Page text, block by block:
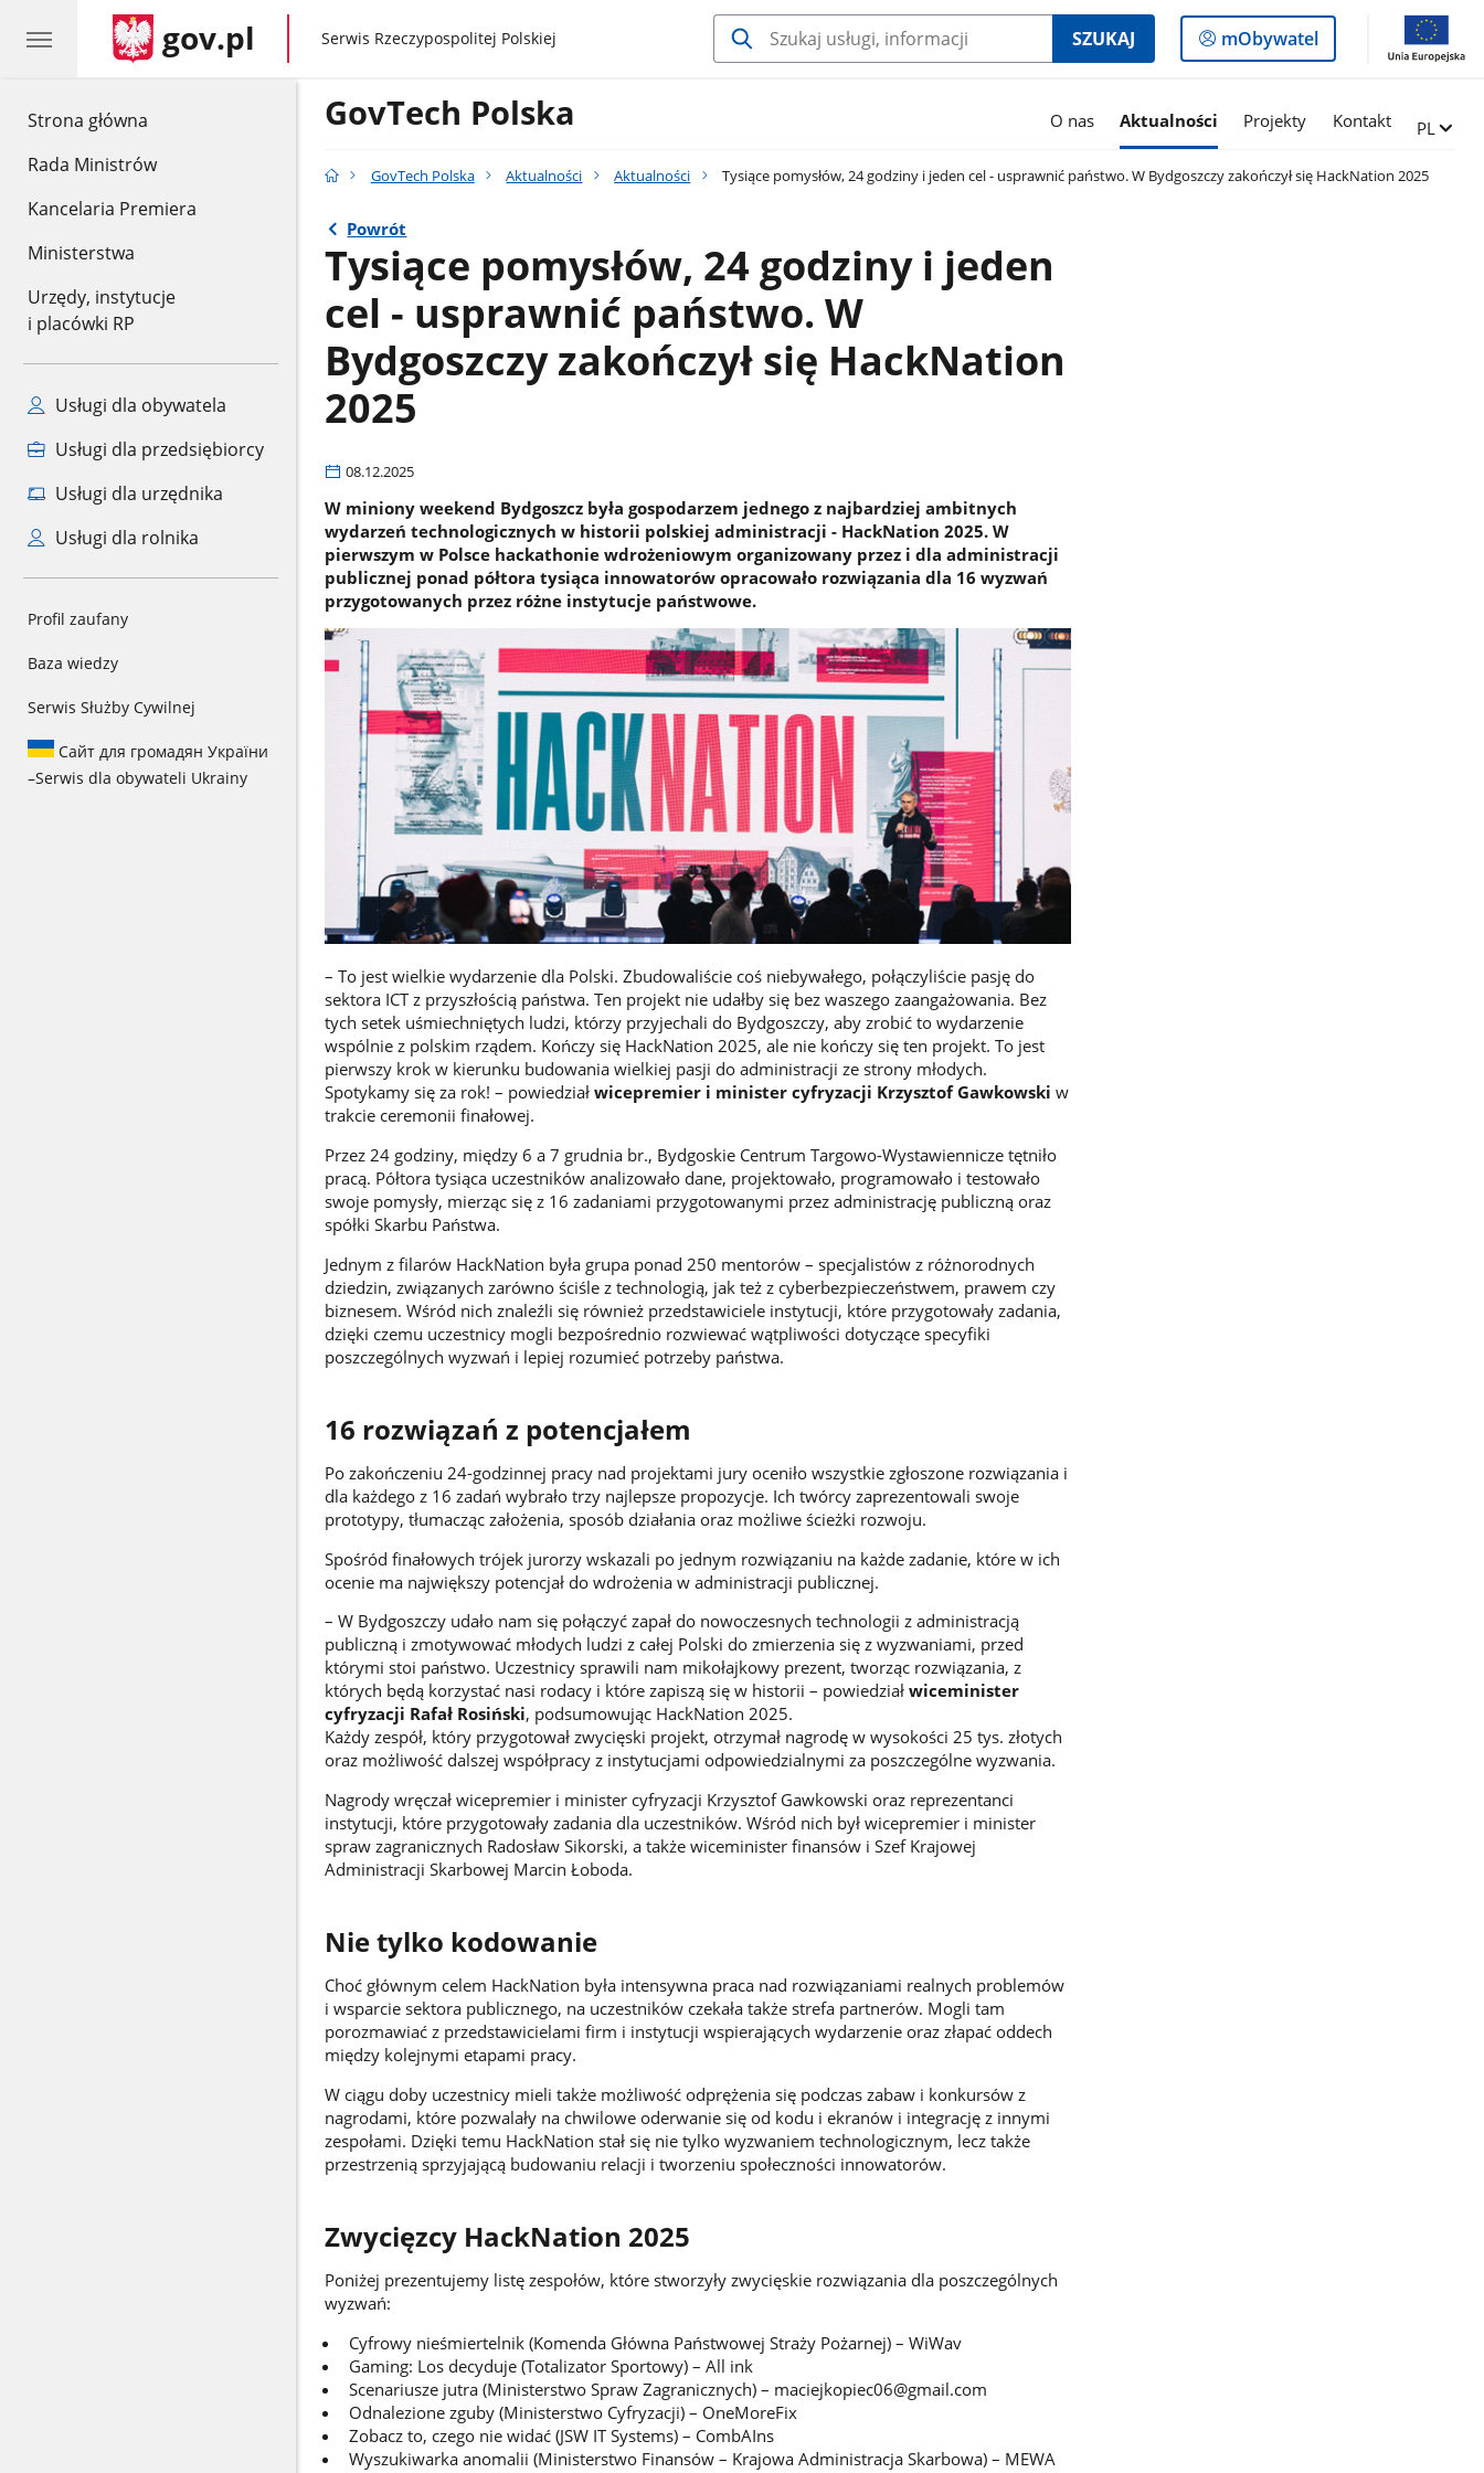
Strona główna
Rada Ministrów
Kancelaria Premiera
Ministerstwa
Urzędy, instytucje
i placówki RP
Usługi dla obywatela
Usługi dla przedsiębiorcy
Usługi dla urzędnika
Usługi dla rolnika
Profil zaufany
Baza wiedzy
Serwis Służby Cywilnej
Сайт для громадян України
–Serwis dla obywateli Ukrainy
gov.pl gov.pl
Serwis Rzeczypospolitej Polskiej SZUKAJ
Logowanie
do
mObywatel
GovTech Polska O nas Aktualności Projekty Kontakt Zmień
PL
GovTech Polska Aktualności Aktualności Tysiące pomysłów, 24 godziny i jeden cel - usprawnić państwo. W Bydgoszczy zakończył się HackNation 2025
Powrót
Tysiące pomysłów, 24 godziny i jeden
cel - usprawnić państwo. W
Bydgoszczy zakończył się HackNation
2025
08.12.2025
W miniony weekend Bydgoszcz była gospodarzem jednego z najbardziej ambitnych
wydarzeń technologicznych w historii polskiej administracji - HackNation 2025. W
pierwszym w Polsce hackathonie wdrożeniowym organizowany przez i dla administracji
publicznej ponad półtora tysiąca innowatorów opracowało rozwiązania dla 16 wyzwań
przygotowanych przez różne instytucje państwowe.
– To jest wielkie wydarzenie dla Polski. Zbudowaliście coś niebywałego, połączyliście pasję do
sektora ICT z przyszłością państwa. Ten projekt nie udałby się bez waszego zaangażowania. Bez
tych setek uśmiechniętych ludzi, którzy przyjechali do Bydgoszczy, aby zrobić to wydarzenie
wspólnie z polskim rządem. Kończy się HackNation 2025, ale nie kończy się ten projekt. To jest
pierwszy krok w kierunku budowania wielkiej pasji do administracji ze strony młodych.
Spotykamy się za rok! – powiedział wicepremier i minister cyfryzacji Krzysztof Gawkowski w
trakcie ceremonii finałowej.
Przez 24 godziny, między 6 a 7 grudnia br., Bydgoskie Centrum Targowo-Wystawiennicze tętniło
pracą. Półtora tysiąca uczestników analizowało dane, projektowało, programowało i testowało
swoje pomysły, mierząc się z 16 zadaniami przygotowanymi przez administrację publiczną oraz
spółki Skarbu Państwa.
Jednym z filarów HackNation była grupa ponad 250 mentorów – specjalistów z różnorodnych
dziedzin, związanych zarówno ściśle z technologią, jak też z cyberbezpieczeństwem, prawem czy
biznesem. Wśród nich znaleźli się również przedstawiciele instytucji, które przygotowały zadania,
dzięki czemu uczestnicy mogli bezpośrednio rozwiewać wątpliwości dotyczące specyfiki
poszczególnych wyzwań i lepiej rozumieć potrzeby państwa.
16 rozwiązań z potencjałem
Po zakończeniu 24-godzinnej pracy nad projektami jury oceniło wszystkie zgłoszone rozwiązania i
dla każdego z 16 zadań wybrało trzy najlepsze propozycje. Ich twórcy zaprezentowali swoje
prototypy, tłumacząc założenia, sposób działania oraz możliwe ścieżki rozwoju.
Spośród finałowych trójek jurorzy wskazali po jednym rozwiązaniu na każde zadanie, które w ich
ocenie ma największy potencjał do wdrożenia w administracji publicznej.
– W Bydgoszczy udało nam się połączyć zapał do nowoczesnych technologii z administracją
publiczną i zmotywować młodych ludzi z całej Polski do zmierzenia się z wyzwaniami, przed
którymi stoi państwo. Uczestnicy sprawili nam mikołajkowy prezent, tworząc rozwiązania, z
których będą korzystać nasi rodacy i które zapiszą się w historii – powiedział wiceminister
cyfryzacji Rafał Rosiński, podsumowując HackNation 2025.
Każdy zespół, który przygotował zwycięski projekt, otrzymał nagrodę w wysokości 25 tys. złotych
oraz możliwość dalszej współpracy z instytucjami odpowiedzialnymi za poszczególne wyzwania.
Nagrody wręczał wicepremier i minister cyfryzacji Krzysztof Gawkowski oraz reprezentanci
instytucji, które przygotowały zadania dla uczestników. Wśród nich był wicepremier i minister
spraw zagranicznych Radosław Sikorski, a także wiceminister finansów i Szef Krajowej
Administracji Skarbowej Marcin Łoboda.
Nie tylko kodowanie
Choć głównym celem HackNation była intensywna praca nad rozwiązaniami realnych problemów
i wsparcie sektora publicznego, na uczestników czekała także strefa partnerów. Mogli tam
porozmawiać z przedstawicielami firm i instytucji wspierających wydarzenie oraz złapać oddech
między kolejnymi etapami pracy.
W ciągu doby uczestnicy mieli także możliwość odprężenia się podczas zabaw i konkursów z
nagrodami, które pozwalały na chwilowe oderwanie się od kodu i ekranów i integrację z innymi
zespołami. Dzięki temu HackNation stał się nie tylko wyzwaniem technologicznym, lecz także
przestrzenią sprzyjającą budowaniu relacji i tworzeniu społeczności innowatorów.
Zwycięzcy HackNation 2025
Poniżej prezentujemy listę zespołów, które stworzyły zwycięskie rozwiązania dla poszczególnych
wyzwań:
Cyfrowy nieśmiertelnik (Komenda Główna Państwowej Straży Pożarnej) – WiWav
Gaming: Los decyduje (Totalizator Sportowy) – All ink
Scenariusze jutra (Ministerstwo Spraw Zagranicznych) – maciejkopiec06@gmail.com
Odnalezione zguby (Ministerstwo Cyfryzacji) – OneMoreFix
Zobacz to, czego nie widać (JSW IT Systems) – CombAIns
Wyszukiwarka anomalii (Ministerstwo Finansów – Krajowa Administracja Skarbowa) – MEWA